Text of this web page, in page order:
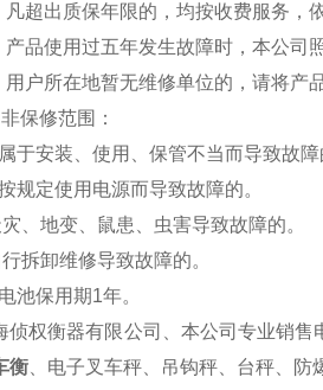
凡超出质保年限的，均按收费服务，
产品使用过五年发生故障时，本公司
用户所在地暂无维修单位的，请将产
保修范围：
于安装、使用、保管不当而导致故障
规定使用电源而导致故障的。
、地变、鼠患、虫害导致故障的。
拆卸维修导致故障的。
池保用期1年。
侦权衡器有限公司、本公司专业销
衡 、电子叉车秤、吊钩秤、台秤、